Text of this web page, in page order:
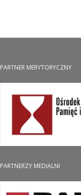
PARTNER MERYTORYCZNY
PARTNERZY MEDIALNI